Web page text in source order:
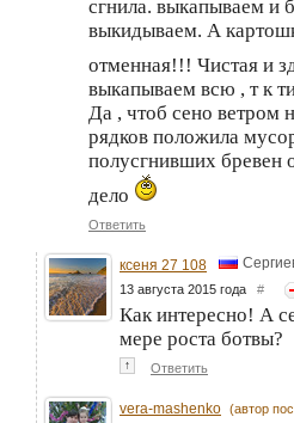
сгнила. выкапываем и
выкидываем. А
отменная!!! Чистая и
выкапываем всю , т к
Да , чтоб сено ветром
рядков положила
полусгнивших бревен
дело
Ответить
ксеня 27 108
13 августа 2015 года #
Как интересно! А
мере роста ботвы?
↑ Ответить
vera-mashenko (автор